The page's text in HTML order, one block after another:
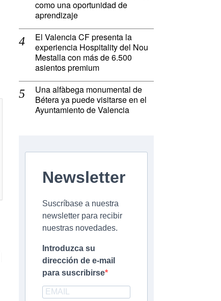
como una oportunidad de
aprendizaje
El Valencia CF presenta la
experiencia Hospitality del Nou
Mestalla con más de 6.500
asientos premium
Una alfàbega monumental de
Bétera ya puede visitarse en el
Ayuntamiento de Valencia
Newsletter
Suscríbase a nuestra
newsletter para recibir
nuestras novedades.
Introduzca su
dirección de e-mail
para suscribirse